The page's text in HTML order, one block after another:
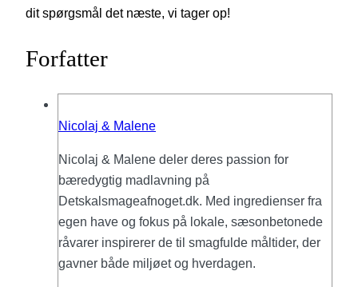
dit spørgsmål det næste, vi tager op!
Forfatter
Nicolaj & Malene
Nicolaj & Malene deler deres passion for
bæredygtig madlavning på
Detskalsmageafnoget.dk. Med ingredienser fra
egen have og fokus på lokale, sæsonbetonede
råvarer inspirerer de til smagfulde måltider, der
gavner både miljøet og hverdagen.